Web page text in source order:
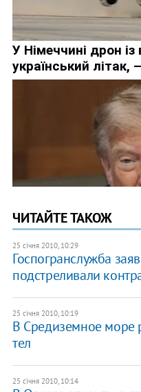
ЧИТАЙТЕ ТАКОЖ
25 січня 2010, 10:29
Госпогранслужба
подстреливали
25 січня 2010, 10:19
В Средиземное море
тел
25 січня 2010, 10:14